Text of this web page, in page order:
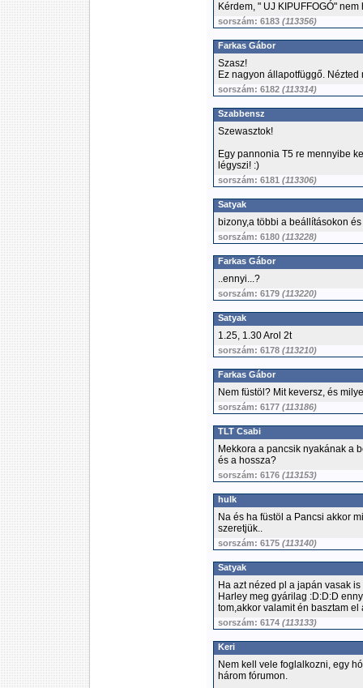
Kérdem, " UJ KIPUFFOGÓ" nem
sorszám: 6183 (113356)
Farkas Gábor
Szasz!
Ez nagyon állapotfüggő.
sorszám: 6182 (113314)
Szabbensz
Szewasztok!
Egy pannonia T5 re mennyibe
légyszi! :)
sorszám: 6181 (113306)
Satyak
bizony,a többi a beállításokon
sorszám: 6180 (113228)
Farkas Gábor
..ennyi...?
sorszám: 6179 (113220)
Satyak
1.25, 1.30 Arol 2t
sorszám: 6178 (113210)
Farkas Gábor
Nem füstöl? Mit keversz, és
sorszám: 6177 (113186)
TLT Csabi
Mekkora a pancsik nyakának a
és a hossza?
sorszám: 6176 (113153)
hulk
Na és ha füstöl a Pancsi akkor
szeretjük..
sorszám: 6175 (113140)
Satyak
Ha azt nézed pl a japán vasak
Harley meg gyárilag :D:D:D
tom,akkor valamit én basztam
sorszám: 6174 (113133)
Keri
Nem kell vele foglalkozni, egy
három fórumon.